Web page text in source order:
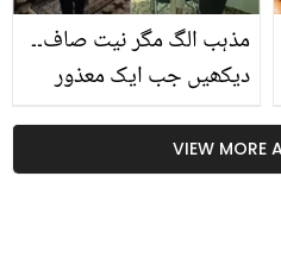
مذہب الگ مگر نیت صاف۔۔
دیکھیں جب ایک معذور
آیا تو مسلمان نے اسے کیسے
گود میں اٹھا لیا؟ ویڈیو
VIEW MORE